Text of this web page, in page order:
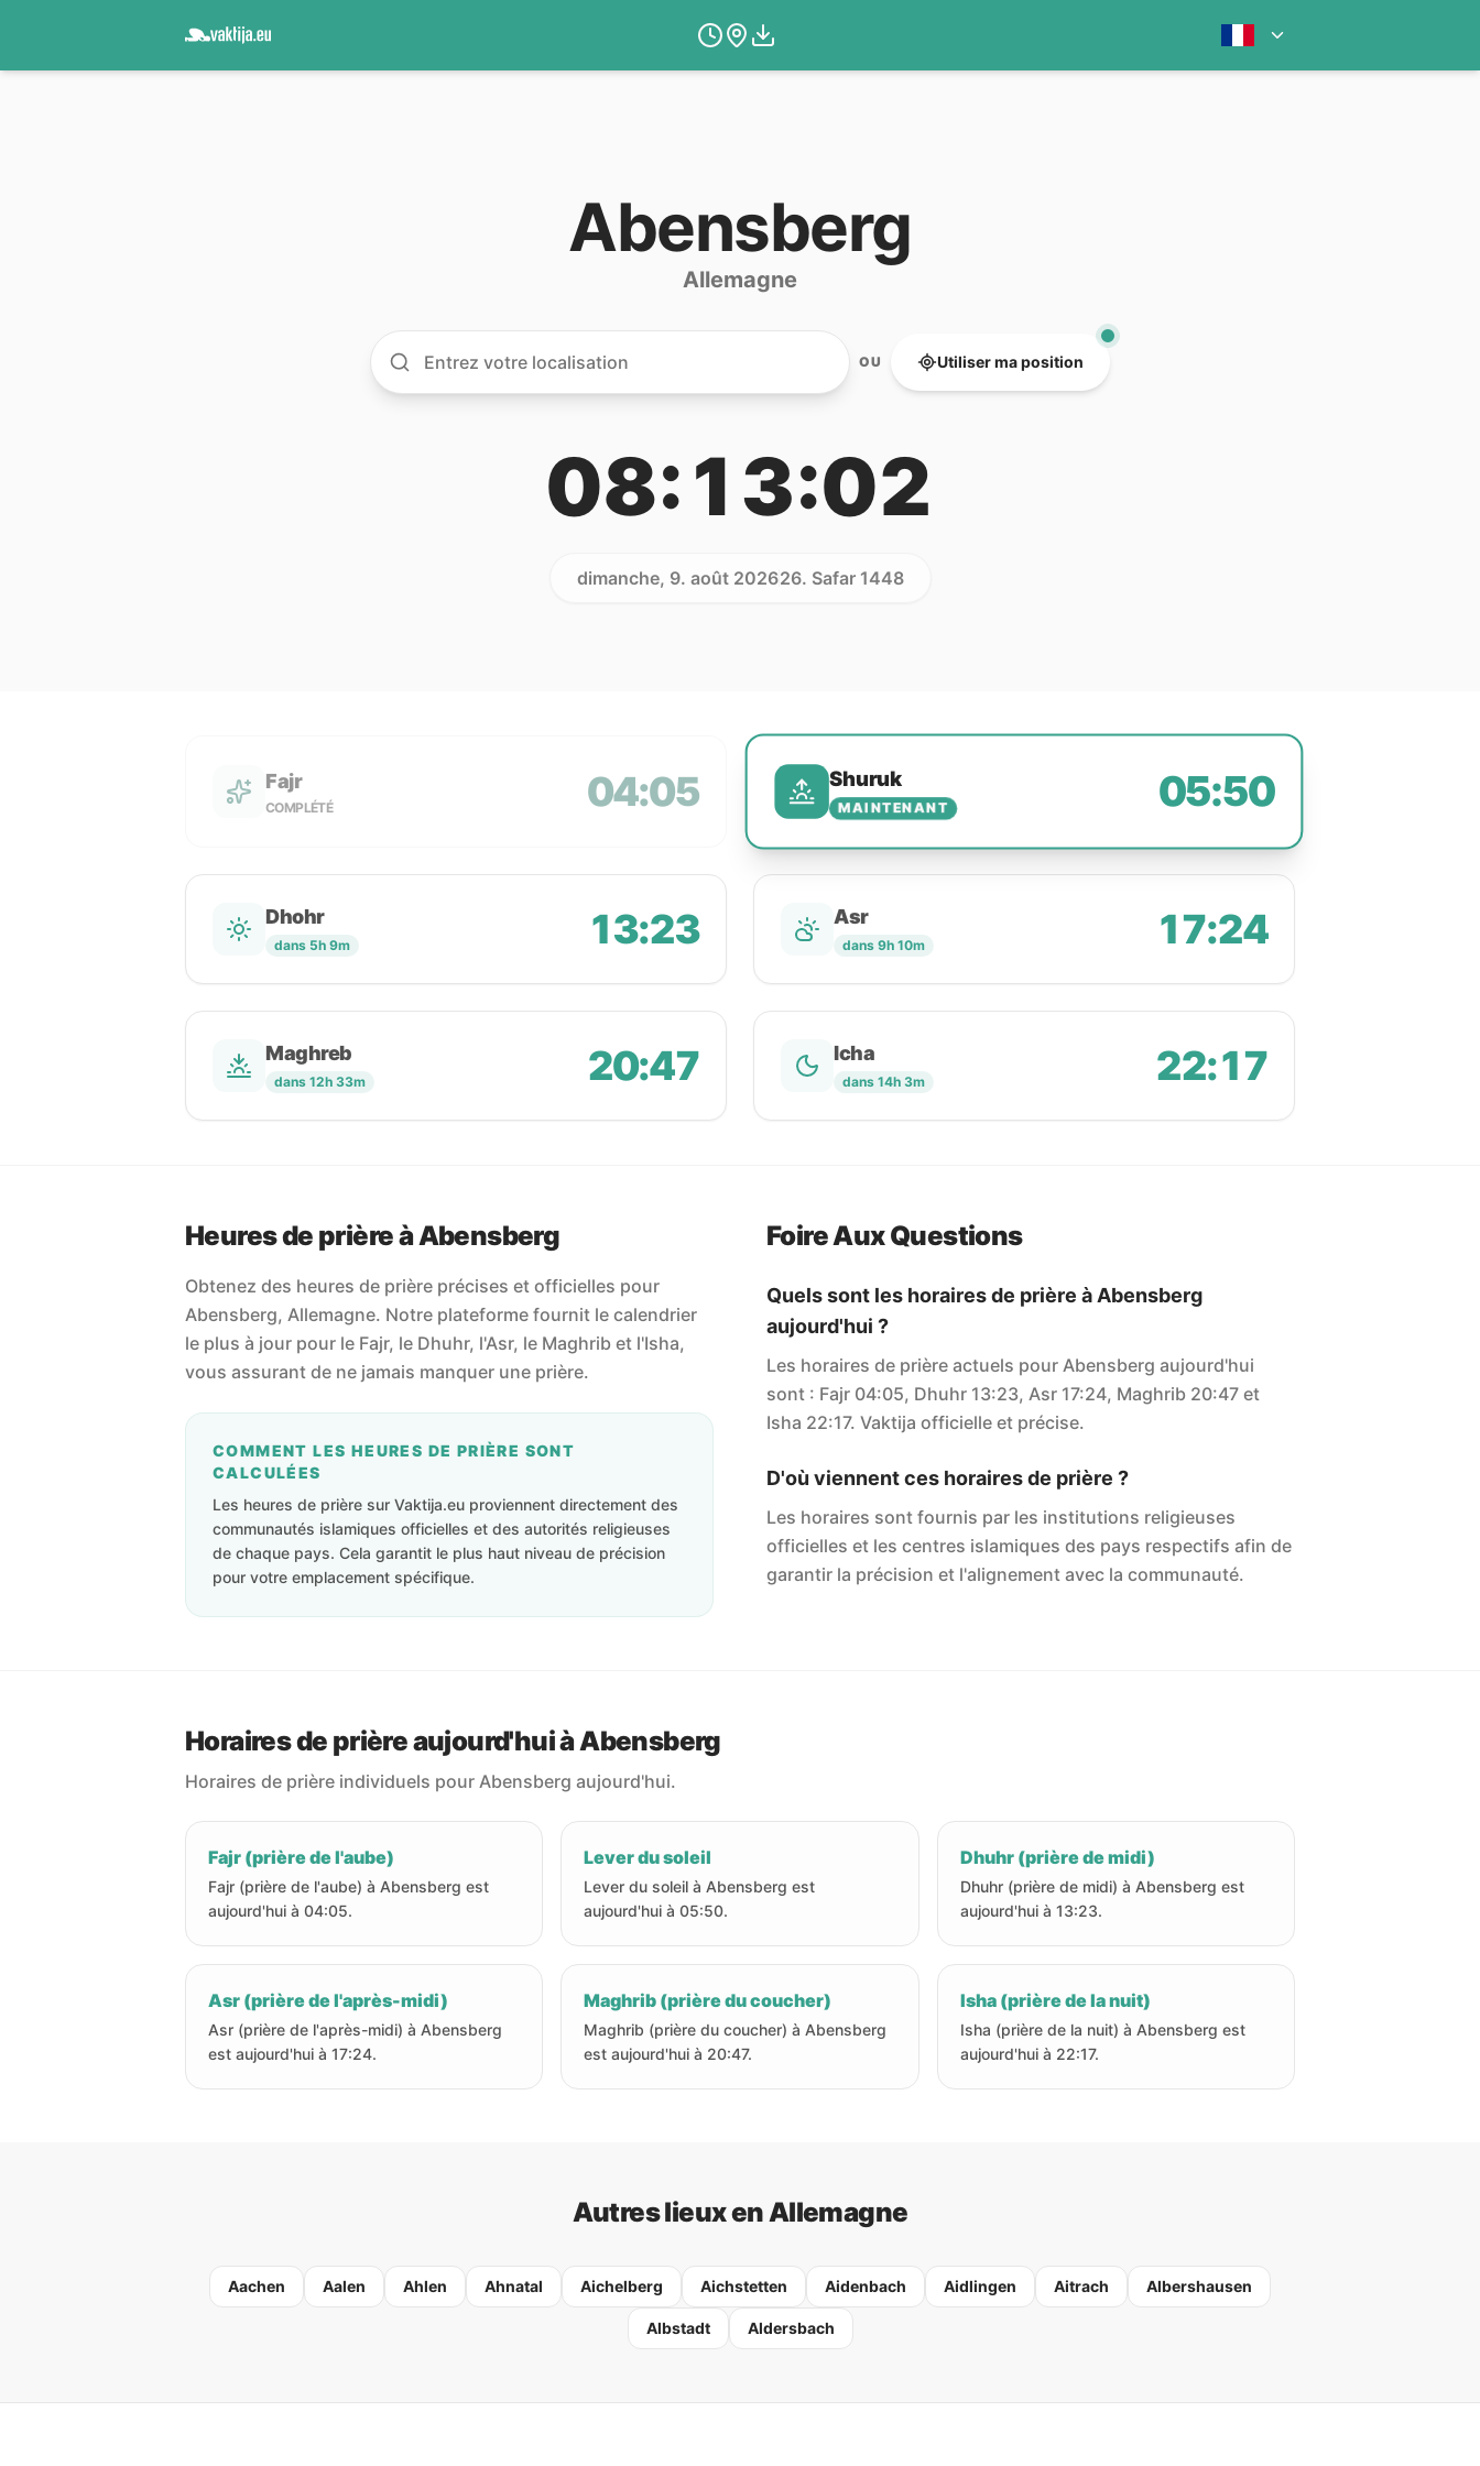
Abensberg
Allemagne
OU Utiliser ma position
08:13:02
dimanche, 9. août 202626. Safar 1448
Fajr
COMPLÉTÉ 04:05 Shuruk
MAINTENANT 05:50
Dhohr
dans 5h 9m 13:23 Asr
dans 9h 10m 17:24
Maghreb
dans 12h 33m 20:47 Icha
dans 14h 3m 22:17
Heures de prière à Abensberg
Obtenez des heures de prière précises et officielles pour
Abensberg, Allemagne. Notre plateforme fournit le calendrier
le plus à jour pour le Fajr, le Dhuhr, l'Asr, le Maghrib et l'Isha,
vous assurant de ne jamais manquer une prière.
COMMENT LES HEURES DE PRIÈRE SONT
CALCULÉES
Les heures de prière sur Vaktija.eu proviennent directement des
communautés islamiques officielles et des autorités religieuses
de chaque pays. Cela garantit le plus haut niveau de précision
pour votre emplacement spécifique.
Foire Aux Questions
Quels sont les horaires de prière à Abensberg
aujourd'hui ?
Les horaires de prière actuels pour Abensberg aujourd'hui
sont : Fajr 04:05, Dhuhr 13:23, Asr 17:24, Maghrib 20:47 et
Isha 22:17. Vaktija officielle et précise.
D'où viennent ces horaires de prière ?
Les horaires sont fournis par les institutions religieuses
officielles et les centres islamiques des pays respectifs afin de
garantir la précision et l'alignement avec la communauté.
Horaires de prière aujourd'hui à Abensberg
Horaires de prière individuels pour Abensberg aujourd'hui.
Fajr (prière de l'aube)
Fajr (prière de l'aube) à Abensberg est
aujourd'hui à 04:05.
Lever du soleil
Lever du soleil à Abensberg est
aujourd'hui à 05:50.
Dhuhr (prière de midi)
Dhuhr (prière de midi) à Abensberg est
aujourd'hui à 13:23.
Asr (prière de l'après-midi)
Asr (prière de l'après-midi) à Abensberg
est aujourd'hui à 17:24.
Maghrib (prière du coucher)
Maghrib (prière du coucher) à Abensberg
est aujourd'hui à 20:47.
Isha (prière de la nuit)
Isha (prière de la nuit) à Abensberg est
aujourd'hui à 22:17.
Autres lieux en Allemagne
Aachen Aalen Ahlen Ahnatal Aichelberg Aichstetten Aidenbach Aidlingen Aitrach Albershausen
Albstadt Aldersbach